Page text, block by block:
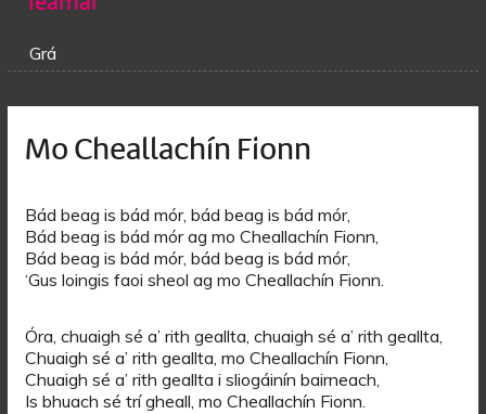
Grá
Mo Cheallachín Fionn
Bád beag is bád mór, bád beag is bád mór,
Bád beag is bád mór ag mo Cheallachín Fionn,
Bád beag is bád mór, bád beag is bád mór,
‘Gus loingis faoi sheol ag mo Cheallachín Fionn.
Óra, chuaigh sé a’ rith geallta, chuaigh sé a’ rith geallta,
Chuaigh sé a’ rith geallta, mo Cheallachín Fionn,
Chuaigh sé a’ rith geallta i sliogáinín bairneach,
Is bhuach sé trí gheall, mo Cheallachín Fionn.